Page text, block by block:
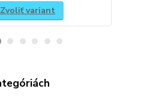
Zvoliť variant